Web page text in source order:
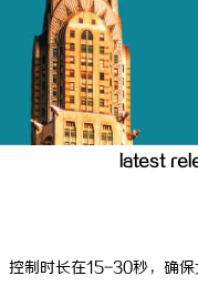
latest
控制时长在15-30秒，确
球与无铅焊锡丝的应用